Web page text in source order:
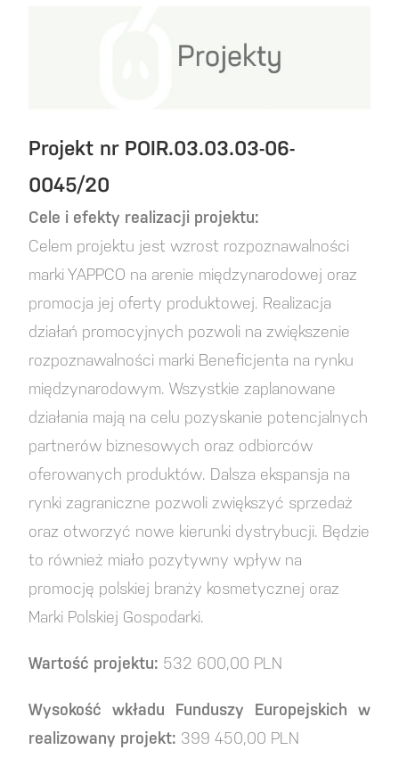
Projekt nr POIR.03.03.03-06-
0045/20
Cele i efekty realizacji projektu:
Celem projektu jest wzrost rozpoznawalności
marki YAPPCO na arenie międzynarodowej oraz
promocja jej oferty produktowej. Realizacja
działań promocyjnych pozwoli na zwiększenie
rozpoznawalności marki Beneficjenta na rynku
międzynarodowym. Wszystkie zaplanowane
działania mają na celu pozyskanie potencjalnych
partnerów biznesowych oraz odbiorców
oferowanych produktów. Dalsza ekspansja na
rynki zagraniczne pozwoli zwiększyć sprzedaż
oraz otworzyć nowe kierunki dystrybucji. Będzie
to również miało pozytywny wpływ na
promocję polskiej branży kosmetycznej oraz
Marki Polskiej Gospodarki.
Wartość projektu: 532 600,00 PLN
Wysokość wkładu Funduszy Europejskich w
realizowany projekt: 399 450,00 PLN